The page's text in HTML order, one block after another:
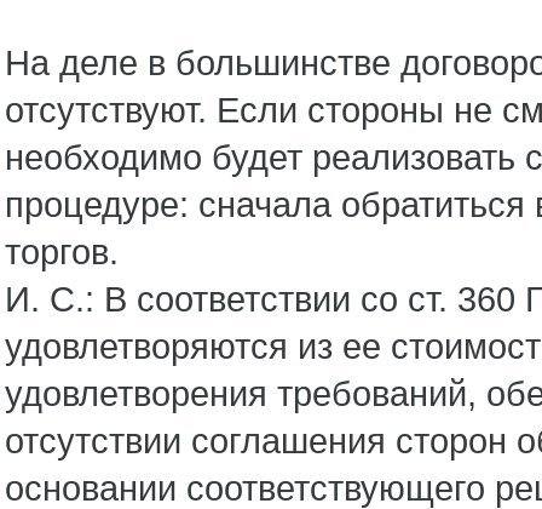
На деле в большинстве
отсутствуют. Если стороны не
необходимо будет реализовать
процедуре: сначала
торгов.
И. С.: В соответствии со ст.
удовлетворяются из ее
удовлетворения требований,
отсутствии соглашения сторон
основании соответствующего